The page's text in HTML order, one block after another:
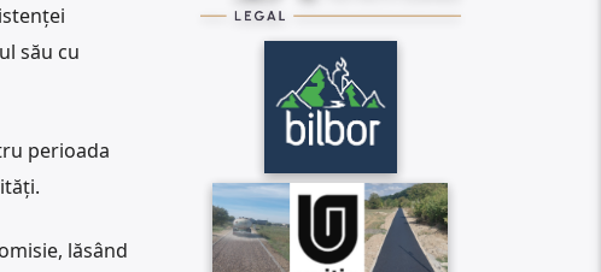
său cu
perioada
lăsând